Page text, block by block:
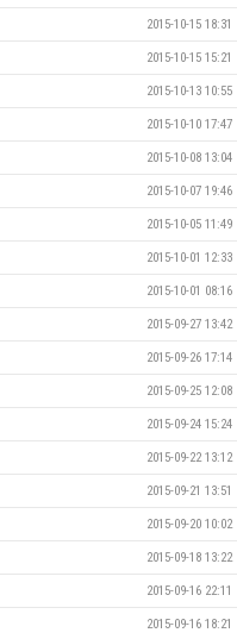
2015-10-15 18:31
2015-10-15 15:21
2015-10-13 10:55
2015-10-10 17:47
2015-10-08 13:04
2015-10-07 19:46
2015-10-05 11:49
2015-10-01 12:33
2015-10-01 08:16
2015-09-27 13:42
2015-09-26 17:14
2015-09-25 12:08
2015-09-24 15:24
2015-09-22 13:12
2015-09-21 13:51
2015-09-20 10:02
2015-09-18 13:22
2015-09-16 22:11
2015-09-16 18:21